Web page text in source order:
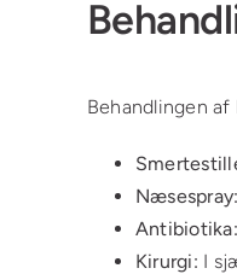
Behandlingen
Næsespray:
Antibiotika:
Kirurgi: I